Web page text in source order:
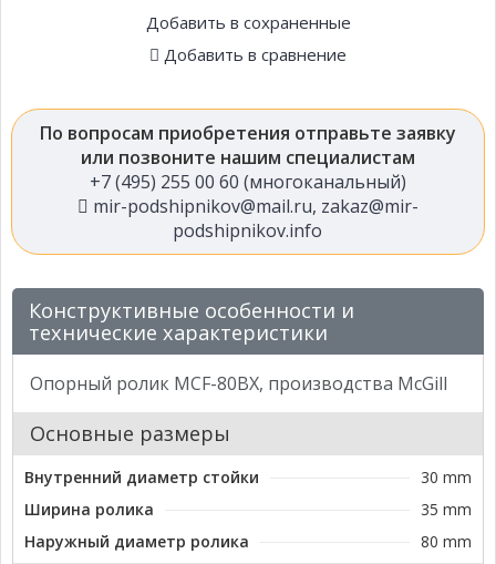
Добавить в сохраненные
Добавить в сравнение
По вопросам приобретения отправьте заявку
или позвоните нашим специалистам
+7 (495) 255 00 60 (многоканальный)
mir-podshipnikov@mail.ru, zakaz@mir-
podshipnikov.info
Конструктивные особенности и
технические характеристики
Опорный ролик MCF-80BX, производства McGill
Основные размеры
Внутренний диаметр стойки
30 mm
Ширина ролика
35 mm
Наружный диаметр ролика
80 mm